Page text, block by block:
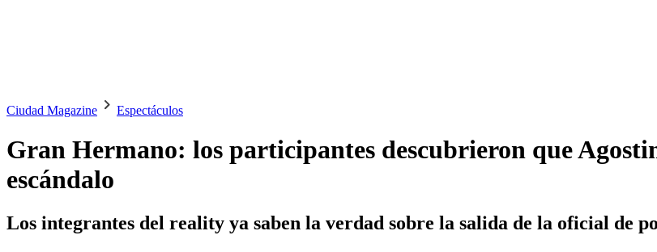
Ciudad Magazine Espectáculos
Gran Hermano: los participantes descubrieron que
escándalo
Los integrantes del reality ya saben la verdad sobre la salida de la oficial de